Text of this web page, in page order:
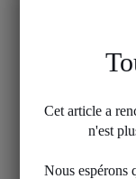
Cet article a
n'est
Nous espérons